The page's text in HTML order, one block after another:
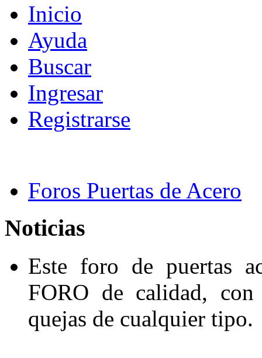
Inicio
Ayuda
Buscar
Ingresar
Registrarse
Foros Puertas de Acero
Noticias
Este foro de puertas
FORO de calidad,
quejas de cualquier tipo.